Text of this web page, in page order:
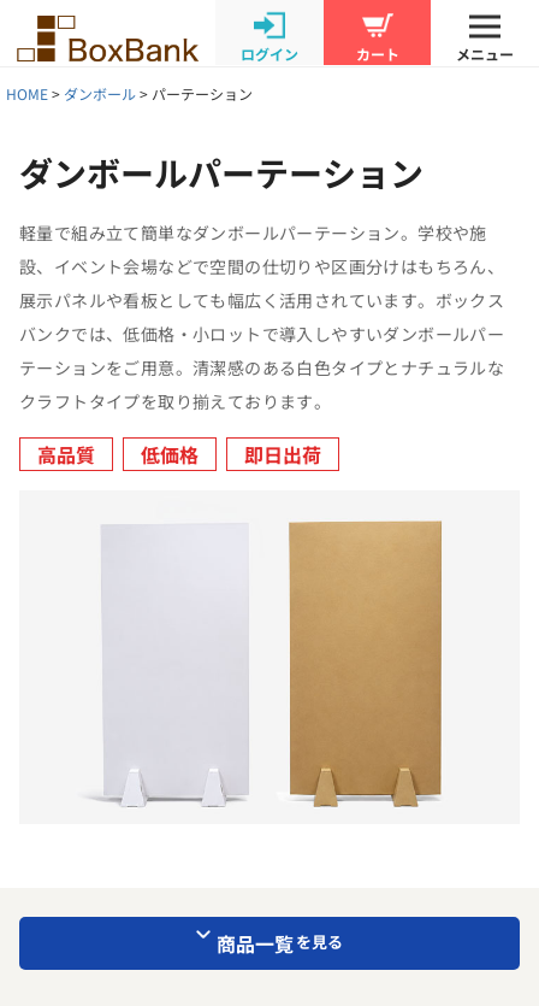
ログイン カート
メニュー
HOME
ダンボール パーテーション
ダンボールパーテーション
軽量で組み立て簡単なダンボールパーテーション。学校や施
設、イベント会場などで空間の仕切りや区画分けはもちろん、
展示パネルや看板としても幅広く活用されています。ボックス
バンクでは、低価格・小ロットで導入しやすいダンボールパー
テーションをご用意。清潔感のある白色タイプとナチュラルな
クラフトタイプを取り揃えております。
高品質 低価格 即日出荷
商品一覧を見る